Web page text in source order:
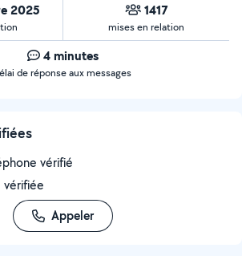
2025 1417
mises en relation
4 minutes
de réponse aux messages
vérifié
Appeler